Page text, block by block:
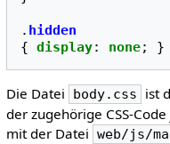
. hidden
{ display: none; }
Die Datei body.css
ist
der zugehörige CSS-
mit der Datei web/js/